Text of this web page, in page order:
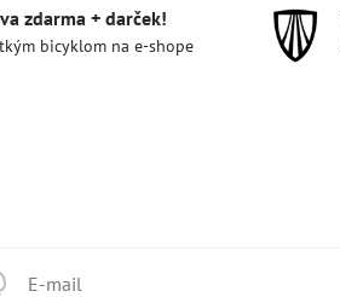
zdarma + darček!
bicyklom na e-shope